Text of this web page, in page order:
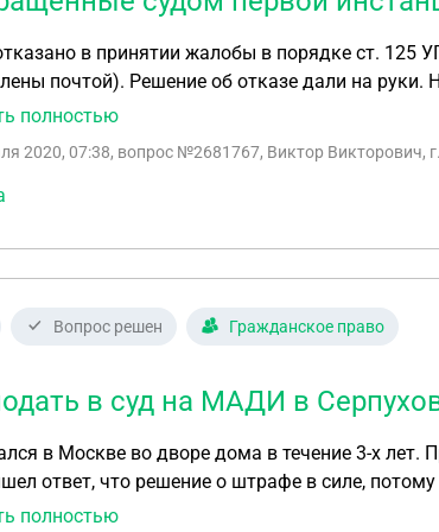
в принятии жалобы в порядке ст. 125
на руки. Намерен обжаловать, в связи с этим и вопрос - обязательно
прикладывать документы возвращённые
уже после 10 суток, отведённых на обжалование. Спасибо за внимание, Виктор,
- пожалуйста, не коверкайте вопросы,
полностью
2020, 07:38, вопрос №2681767, Виктор Викторович,
Вопрос решен Гражданское право
в суд на МАДИ в
в Москве во дворе дома в течение 3-х
ответ, что решение о штрафе в силе,
Но на этом месте всегда был асфальт,
полностью